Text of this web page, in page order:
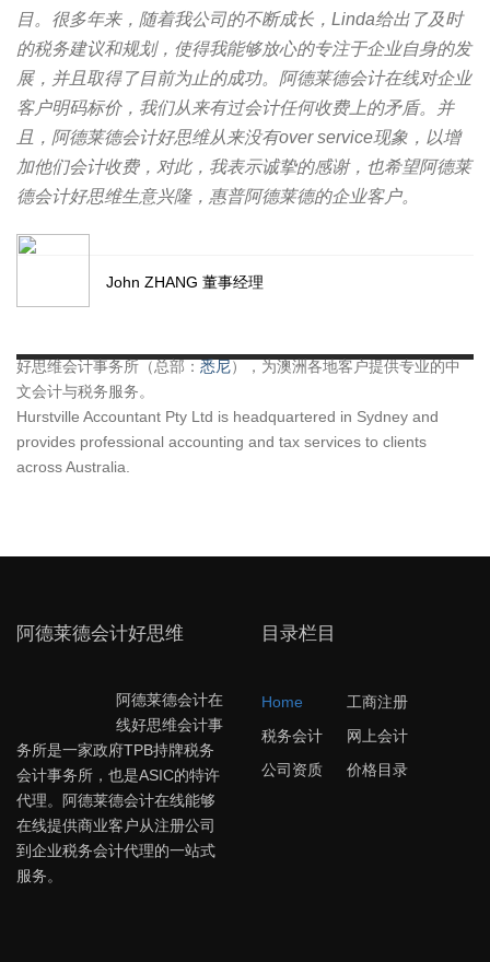
目。很多年来，随着我公司的不断成长，Linda给出了及时
的税务建议和规划，使得我能够放心的专注于企业自身的发
展，并且取得了目前为止的成功。阿德莱德会计在线对企业
客户明码标价，我们从来有过会计任何收费上的矛盾。并
且，阿德莱德会计好思维从来没有over service现象，以增
加他们会计收费，对此，我表示诚挚的感谢，也希望阿德莱
德会计好思维生意兴隆，惠普阿德莱德的企业客户。
John ZHANG 董事经理
好思维会计事务所（总部：悉尼），为澳洲各地客户提供专业的中
文会计与税务服务。
Hurstville Accountant Pty Ltd is headquartered in Sydney and
provides professional accounting and tax services to clients
across Australia.
阿德莱德会计好思维
阿德莱德会计在
线好思维会计事
务所是一家政府TPB持牌税务
会计事务所，也是ASIC的特许
代理。阿德莱德会计在线能够
在线提供商业客户从注册公司
到企业税务会计代理的一站式
服务。
目录栏目
Home
工商注册
税务会计
网上会计
公司资质
价格目录